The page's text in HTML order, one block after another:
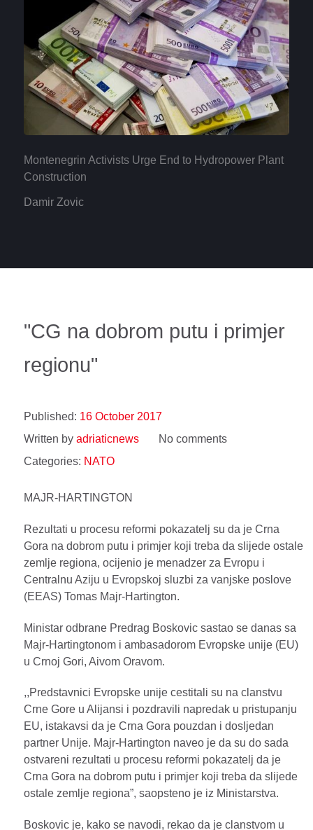
Montenegrin Activists Urge End to Hydropower Plant
Construction
Damir Zovic
"CG na dobrom putu i primjer
regionu"
Published: 16 October 2017
Written by adriaticnews
No comments
Categories: NATO
MAJR-HARTINGTON
Rezultati u procesu reformi pokazatelj su da je Crna
Gora na dobrom putu i primjer koji treba da slijede ostale
zemlje regiona, ocijenio je menadzer za Evropu i
Centralnu Aziju u Evropskoj sluzbi za vanjske poslove
(EEAS) Tomas Majr-Hartington.
Ministar odbrane Predrag Boskovic sastao se danas sa
Majr-Hartingtonom i ambasadorom Evropske unije (EU)
u Crnoj Gori, Aivom Oravom.
,,Predstavnici Evropske unije cestitali su na clanstvu
Crne Gore u Alijansi i pozdravili napredak u pristupanju
EU, istakavsi da je Crna Gora pouzdan i dosljedan
partner Unije. Majr-Hartington naveo je da su do sada
ostvareni rezultati u procesu reformi pokazatelj da je
Crna Gora na dobrom putu i primjer koji treba da slijede
ostale zemlje regiona”, saopsteno je iz Ministarstva.
Boskovic je, kako se navodi, rekao da je clanstvom u